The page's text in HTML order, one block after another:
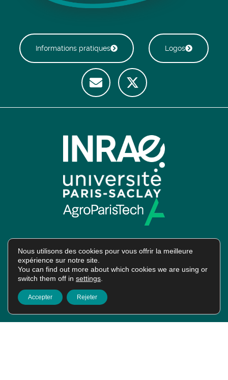
Informations pratiques Logos
Intranet
Nous utilisons des cookies pour vous offrir la meilleure
expérience sur notre site.
You can find out more about which cookies we are using or
switch them off in settings
Accepter Rejeter